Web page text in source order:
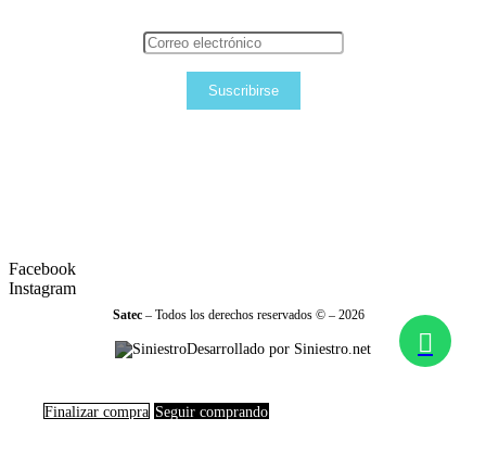
Suscribirse
Facebook
Instagram
Satec – Todos los derechos reservados © – 2026
Desarrollado por Siniestro.net
Finalizar compra Seguir comprando